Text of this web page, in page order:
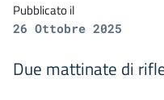
Pubblicato il
26 Ottobre 2025
Due mattinate di